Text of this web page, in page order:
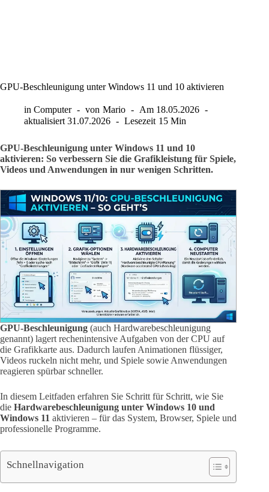
GPU-Beschleunigung unter Windows 11 und 10 aktivieren
in Computer von Mario Am 18.05.2026
aktualisiert 31.07.2026 Lesezeit 15 Min
GPU-Beschleunigung unter Windows 11 und 10
aktivieren: So verbessern Sie die Grafikleistung für Spiele,
Videos und Anwendungen in nur wenigen Schritten.
GPU-Beschleunigung (auch Hardwarebeschleunigung
genannt) lagert rechenintensive Aufgaben von der CPU auf
die Grafikkarte aus. Dadurch laufen Animationen flüssiger,
Videos ruckeln nicht mehr, und Spiele sowie Anwendungen
reagieren spürbar schneller.
In diesem Leitfaden erfahren Sie Schritt für Schritt, wie Sie
die Hardwarebeschleunigung unter Windows 10 und
Windows 11 aktivieren – für das System, Browser, Spiele und
professionelle Programme.
Schnellnavigation